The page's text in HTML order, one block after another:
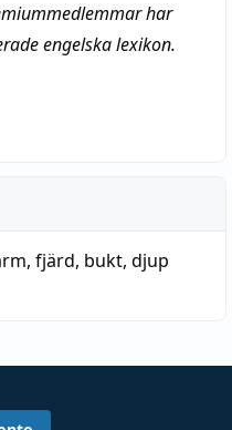
har
engelska lexikon.
, fjärd, bukt, djup